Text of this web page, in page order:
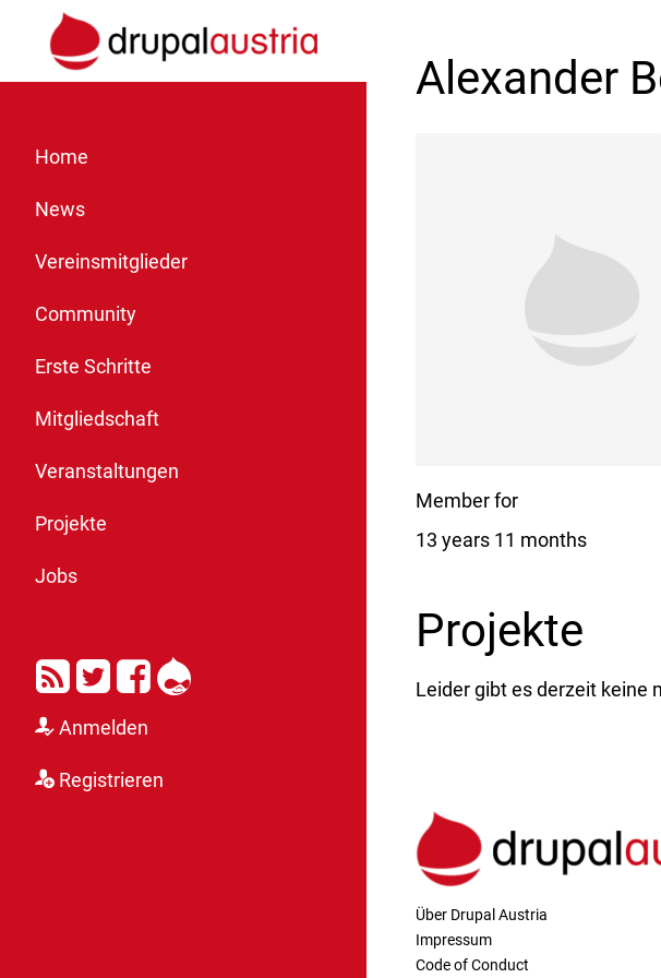
Home
News
Vereinsmitglieder
Community
Erste Schritte
Mitgliedschaft
Veranstaltungen
Projekte
Jobs
RSSTwitter
Facebook
Drupal
Anmelden
Registrieren
Alexander
Member for
13 years 11 months
Projekte
Leider gibt es derzeit keine
Über Drupal Austria
Impressum
Code of Conduct